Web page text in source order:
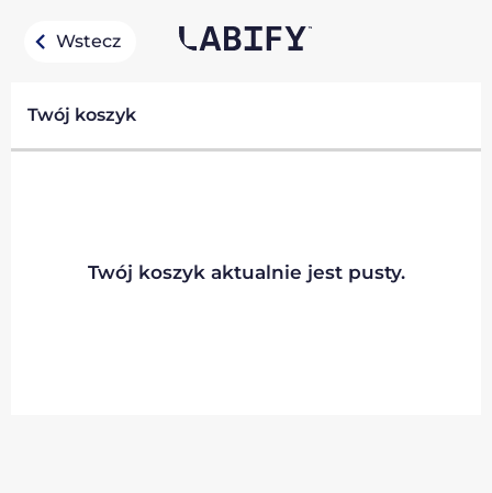
Wstecz
Twój koszyk
Twój koszyk aktualnie jest pusty.